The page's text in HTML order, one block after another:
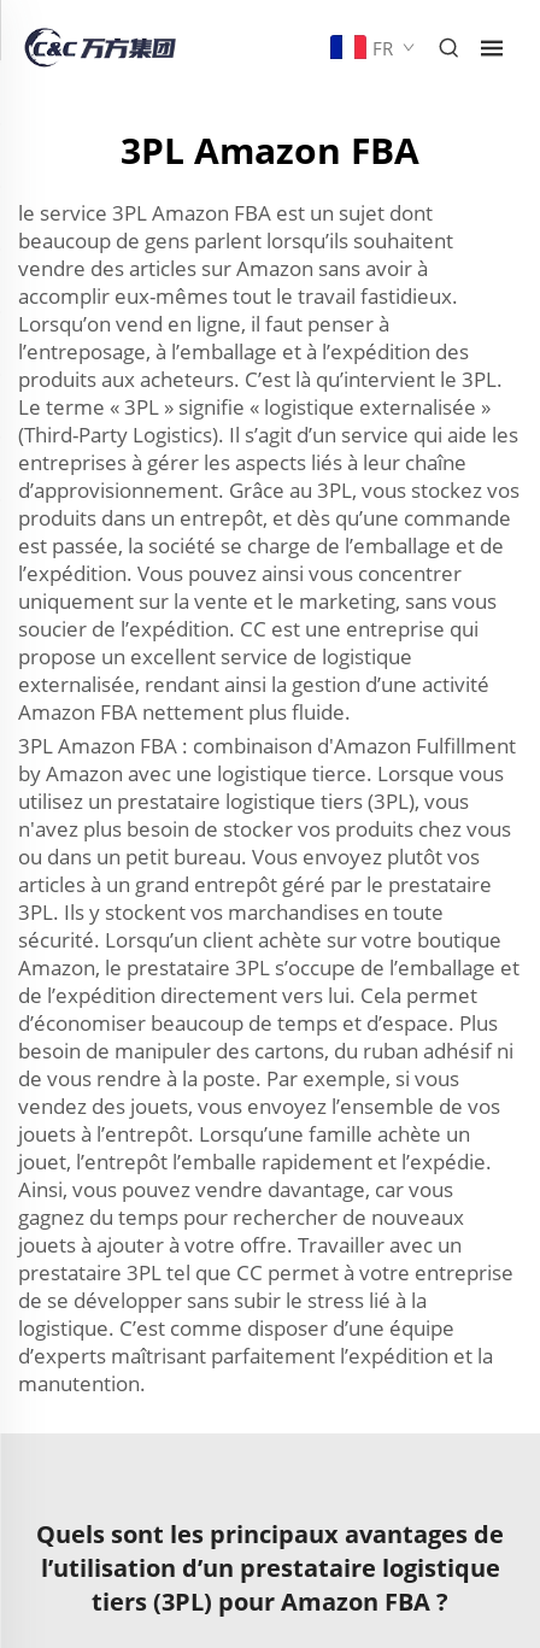
FR
3PL Amazon FBA
le service 3PL Amazon FBA est un sujet dont
beaucoup de gens parlent lorsqu’ils souhaitent
vendre des articles sur Amazon sans avoir à
accomplir eux-mêmes tout le travail fastidieux.
Lorsqu’on vend en ligne, il faut penser à
l’entreposage, à l’emballage et à l’expédition des
produits aux acheteurs. C’est là qu’intervient le 3PL.
Le terme « 3PL » signifie « logistique externalisée »
(Third-Party Logistics). Il s’agit d’un service qui aide les
entreprises à gérer les aspects liés à leur chaîne
d’approvisionnement. Grâce au 3PL, vous stockez vos
produits dans un entrepôt, et dès qu’une commande
est passée, la société se charge de l’emballage et de
l’expédition. Vous pouvez ainsi vous concentrer
uniquement sur la vente et le marketing, sans vous
soucier de l’expédition. CC est une entreprise qui
propose un excellent service de logistique
externalisée, rendant ainsi la gestion d’une activité
Amazon FBA nettement plus fluide.
3PL Amazon FBA : combinaison d'Amazon Fulfillment
by Amazon avec une logistique tierce. Lorsque vous
utilisez un prestataire logistique tiers (3PL), vous
n'avez plus besoin de stocker vos produits chez vous
ou dans un petit bureau. Vous envoyez plutôt vos
articles à un grand entrepôt géré par le prestataire
3PL. Ils y stockent vos marchandises en toute
sécurité. Lorsqu’un client achète sur votre boutique
Amazon, le prestataire 3PL s’occupe de l’emballage et
de l’expédition directement vers lui. Cela permet
d’économiser beaucoup de temps et d’espace. Plus
besoin de manipuler des cartons, du ruban adhésif ni
de vous rendre à la poste. Par exemple, si vous
vendez des jouets, vous envoyez l’ensemble de vos
jouets à l’entrepôt. Lorsqu’une famille achète un
jouet, l’entrepôt l’emballe rapidement et l’expédie.
Ainsi, vous pouvez vendre davantage, car vous
gagnez du temps pour rechercher de nouveaux
jouets à ajouter à votre offre. Travailler avec un
prestataire 3PL tel que CC permet à votre entreprise
de se développer sans subir le stress lié à la
logistique. C’est comme disposer d’une équipe
d’experts maîtrisant parfaitement l’expédition et la
manutention.
Quels sont les principaux avantages de
l’utilisation d’un prestataire logistique
tiers (3PL) pour Amazon FBA ?